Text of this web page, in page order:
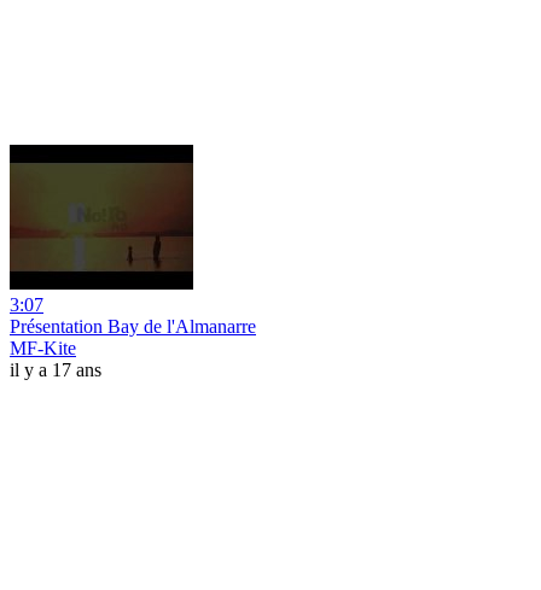
3:07
Présentation Bay de l'Almanarre
MF-Kite
il y a 17 ans